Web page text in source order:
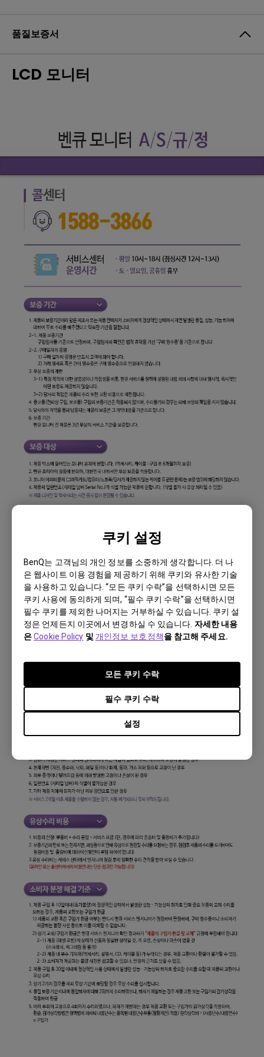
쿠키 설정
BenQ는 고객님의 개인 정보를 소중하게 생각합니다. 더 나
은 웹사이트 이용 경험을 제공하기 위해 쿠키와 유사한 기술
을 사용하고 있습니다. “모든 쿠키 수락”을 선택하시면 모든
쿠키 사용에 동의하게 되며, “필수 쿠키 수락”을 선택하시면
필수 쿠키를 제외한 나머지는 거부하실 수 있습니다. 쿠키 설
정은 언제든지 이곳에서 변경하실 수 있습니다. 자세한 내용
은Cookie Policy 및 개인정보 보호정책을 참고해 주세요.
설정
필수 쿠키 수락
모든 쿠키 수락
품질보증서
LCD 모니터